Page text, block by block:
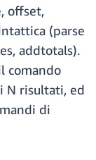
offset,
(parse
addtotals).
comando
N risultati, ed
di